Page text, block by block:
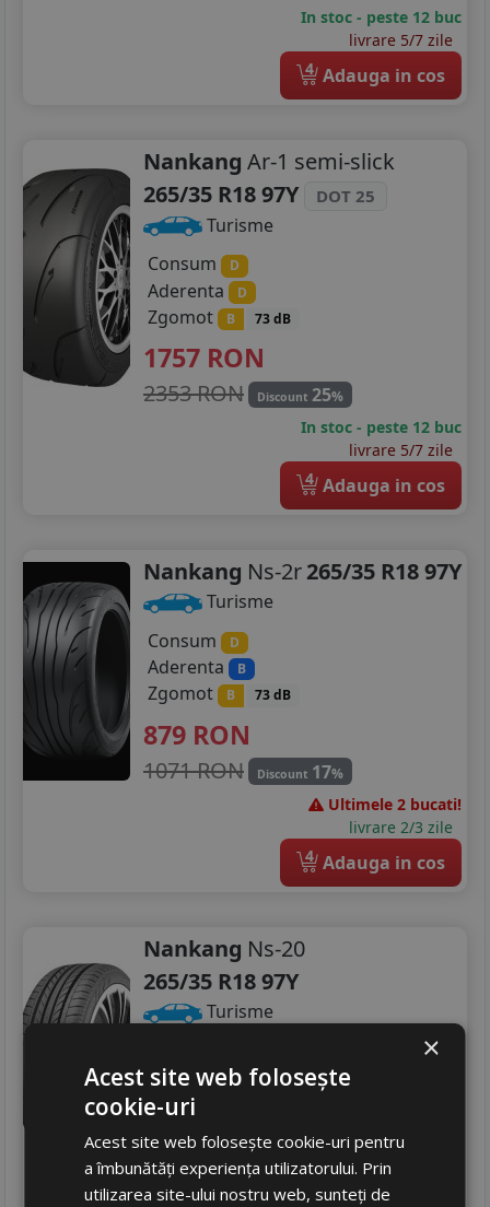
In stoc - peste 12 buc
livrare 5/7 zile
4 Adauga in cos
Nankang Ar-1 semi-slick
265/35 R18 97Y
DOT 25
Turisme
Consum
D
Aderenta D
Zgomot B 73 dB
1757 RON
2353 RON Discount 25%
In stoc - peste 12 buc
livrare 5/7 zile
4 Adauga in cos
Nankang Ns-2r265/35 R18 97Y
Turisme
Consum
D
Aderenta B
Zgomot B 73 dB
879 RON
1071 RON Discount 17%
Ultimele 2 bucati!
livrare 2/3 zile
4 Adauga in cos
Nankang Ns-20
265/35 R18 97Y
Turisme
Aderenta A
Zgomot
480RON
584 RON Discount 17
×
Acest site web folosește
cookie-uri
Acest site web folosește cookie-uri pentru
a îmbunătăți experiența utilizatorului. Prin
utilizarea site-ului nostru web, sunteți de